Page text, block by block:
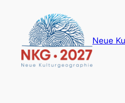
springen
Neue